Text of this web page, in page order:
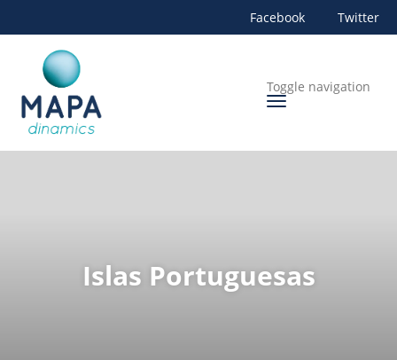
Facebook Twitter
Toggle navigation
Islas Portuguesas